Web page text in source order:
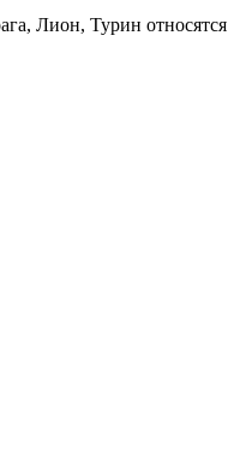
Лион, Турин относятся